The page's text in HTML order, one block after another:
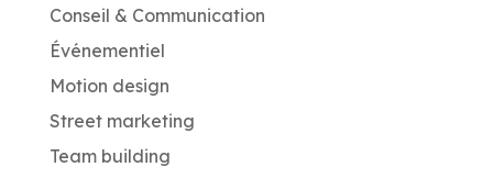
Conseil & Communication
Événementiel
Motion design
Street marketing
Team building